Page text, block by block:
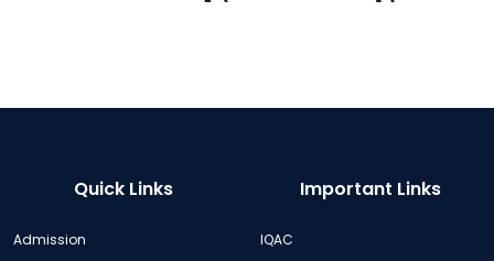
Quick Links
Admission
Important Links
IQAC